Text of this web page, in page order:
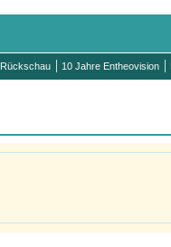
Rückschau 10 Jahre Entheovision